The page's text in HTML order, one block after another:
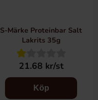
S-Märke Proteinbar Salt
Lakrits 35g
21.68 kr/st
Köp